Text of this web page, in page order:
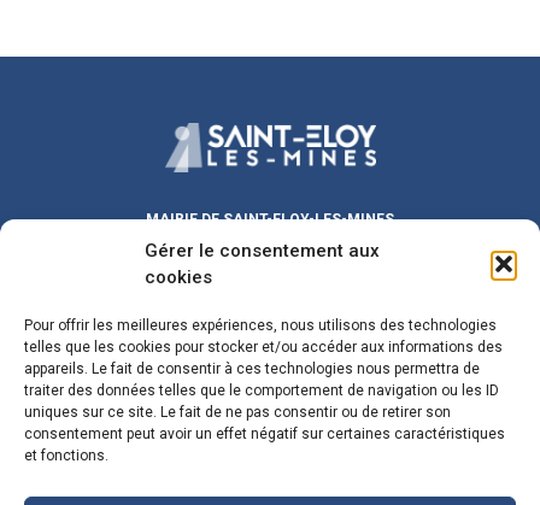
Gérer le consentement aux
cookies
Pour offrir les meilleures expériences, nous utilisons des technologies
telles que les cookies pour stocker et/ou accéder aux informations des
appareils. Le fait de consentir à ces technologies nous permettra de
traiter des données telles que le comportement de navigation ou les ID
uniques sur ce site. Le fait de ne pas consentir ou de retirer son
consentement peut avoir un effet négatif sur certaines caractéristiques
et fonctions.
MAIRIE DE SAINT-ELOY-LES-MINES
Place Michel DUVAL
9h00 – 12h00/ 13h30 – 17h30
Samedi :9h00 – 12h00
Fermeture le mercredi matin
maire@sainteloylesmines.fr
04 73 85 08 24